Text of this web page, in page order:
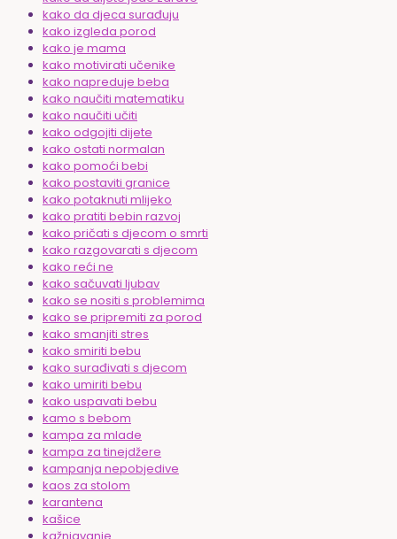
kako da djeca surađuju
kako izgleda porod
kako je mama
kako motivirati učenike
kako napreduje beba
kako naučiti matematiku
kako naučiti učiti
kako odgojiti dijete
kako ostati normalan
kako pomoći bebi
kako postaviti granice
kako potaknuti mlijeko
kako pratiti bebin razvoj
kako pričati s djecom o smrti
kako razgovarati s djecom
kako reći ne
kako sačuvati ljubav
kako se nositi s problemima
kako se pripremiti za porod
kako smanjiti stres
kako smiriti bebu
kako surađivati s djecom
kako umiriti bebu
kako uspavati bebu
kamo s bebom
kampa za mlade
kampa za tinejdžere
kampanja nepobjedive
kaos za stolom
karantena
kašice